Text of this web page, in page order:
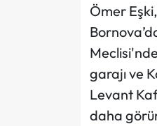
Ömer
garajı ve
Levant
daha